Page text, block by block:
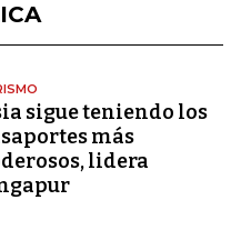
sigue teniendo los
más
lidera